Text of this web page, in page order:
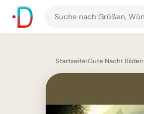
Suche
nach
und
Startseite›Gute Nacht Bilder›